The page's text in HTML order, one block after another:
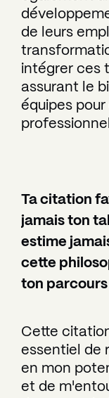
de leurs
intégrer ces
assurant le
équipes pour
Ta citation
jamais ton
estime
cette
ton
Cette
essentiel de
en mon
et de